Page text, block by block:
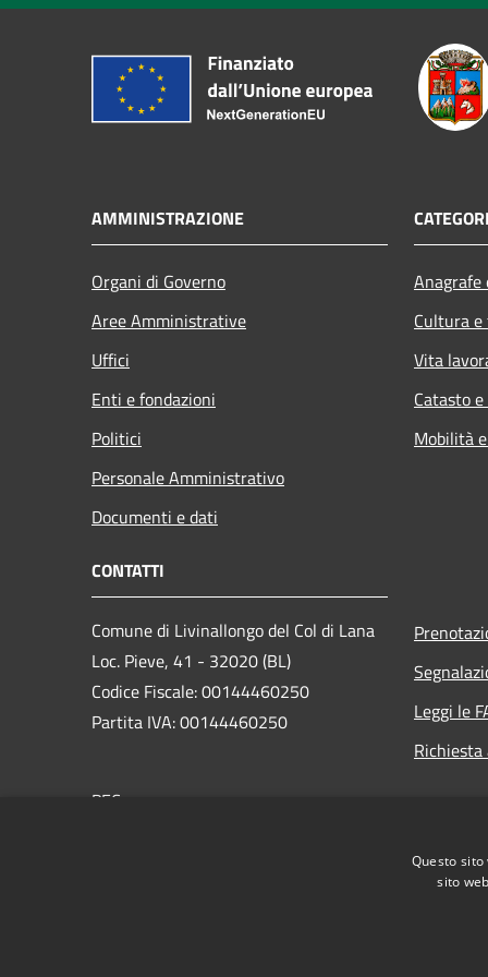
AMMINISTRAZIONE
Organi di Governo
Aree Amministrative
Uffici
Enti e fondazioni
Politici
Personale Amministrativo
Documenti e dati
Cultura
Vita
Catasto
Mobilità
CONTATTI
Comune di Livinallongo del Col di Lana
Loc. Pieve, 41 - 32020 (BL)
Codice Fiscale: 00144460250
Partita IVA: 00144460250
PEC:
Leggi le
Questo
sito